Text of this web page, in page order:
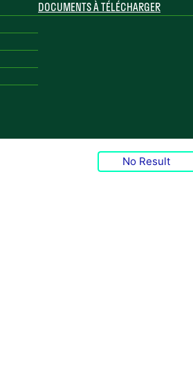
DOCUMENTS À TÉLÉCHARGER
No Result